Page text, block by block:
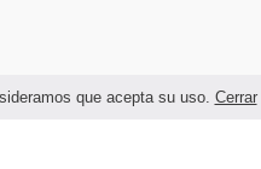
que acepta su uso. Cerrar